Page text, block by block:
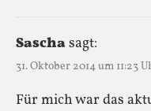
Saschasagt:
31. Oktober 2014 um 11:23
Für mich war das